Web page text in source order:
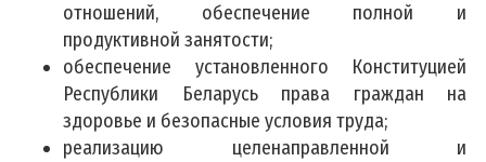
отношений, обеспечение полной и
продуктивной занятости;
обеспечение установленного Конституцией
Республики Беларусь права граждан на
здоровье и безопасные условия труда;
реализацию целенаправленной и